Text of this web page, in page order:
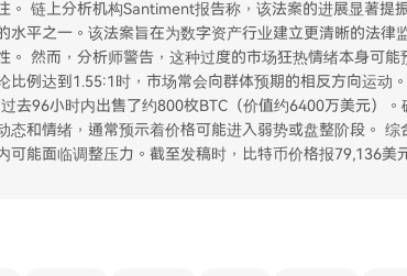
。 链上分析机构Santiment报告称，该法案的进展显著提
水平之一。该法案旨在为数字资产行业建立更清晰的法律
。 然而，分析师警告，这种过度的市场狂热情绪本身可能
比例达到1.55:1时，市场常会向群体预期的相反方向运动
去96小时内出售了约800枚BTC（价值约6400万美元）
态和情绪，通常预示着价格可能进入弱势或盘整阶段。
可能面临调整压力。截至发稿时，比特币价格报79,136美